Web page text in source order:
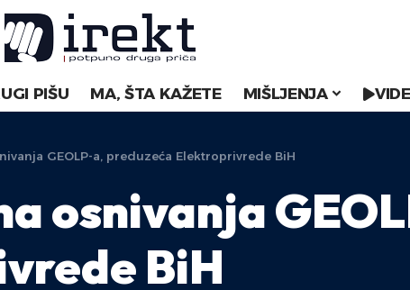
PIŠU MA, ŠTA KAŽETE MIŠLJENJA
GEOLP-a, preduzeća Elektroprivrede BiH
osnivanja
BiH